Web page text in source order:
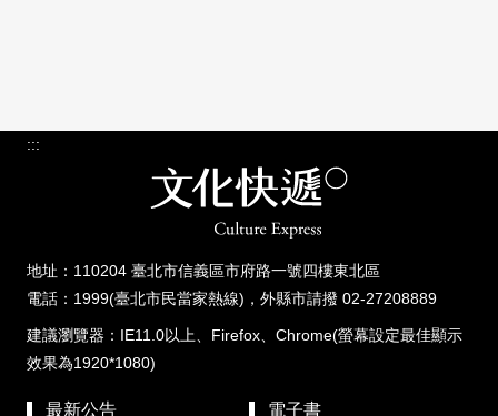
:::
地址：110204 臺北市信義區市府路一號四樓東北區
電話：1999(臺北市民當家熱線)，外縣市請撥 02-27208889
建議瀏覽器：IE11.0以上、Firefox、Chrome(螢幕設定最佳顯示
效果為1920*1080)
最新公告 電子書